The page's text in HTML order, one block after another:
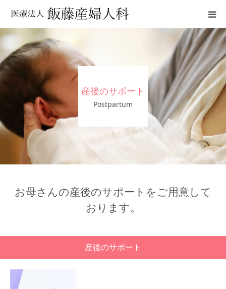
産後のサポート
Postpartum
お母さんの産後のサポートをご用意して
おります。
産後のサポート
クリニックのご紹介
診療について
妊娠中、産後のサポート
アクセス
Instagram
✳︎感染症対策について